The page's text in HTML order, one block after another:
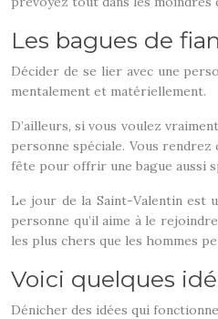
Les bagues de
Décider de se lier avec une
mentalement et matériellement.
D’ailleurs, si vous voulez
personne spéciale. Vous
fête pour offrir une bague aussi
Le jour de la Saint-Valentin est
personne qu’il aime à le
les plus chers que les hommes
Voici quelques
Dénicher des idées qui